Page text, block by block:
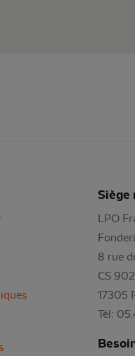
Siège
LPO
8 rue
CS
17305
Tél: